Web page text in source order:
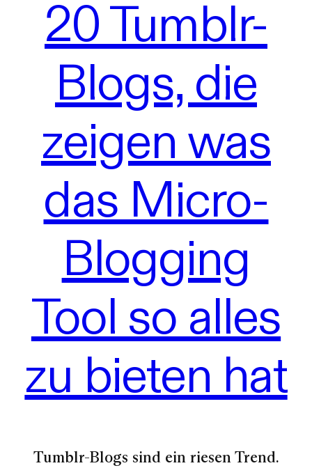
20 Tumblr-
Blogs, die
zeigen was
das Micro-
Blogging
Tool so alles
zu bieten hat
Tumblr-Blogs sind ein riesen Trend.